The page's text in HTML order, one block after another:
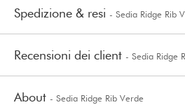
Spedizione & resi - Sedia Ridge Rib
Recensioni dei client - Sedia Ridge
About - Sedia Ridge Rib Verde